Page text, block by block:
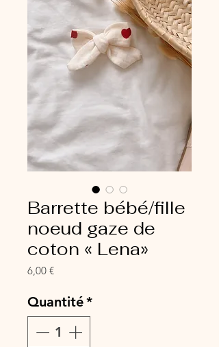
Barrette bébé/fille
noeud gaze de
coton « Lena»
6,00 €Prix
Quantité*